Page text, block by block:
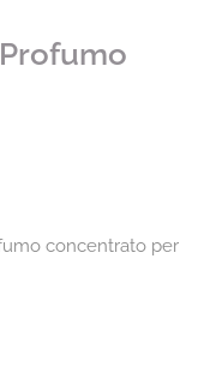
concentrato per